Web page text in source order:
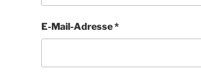
E-Mail-Adresse*